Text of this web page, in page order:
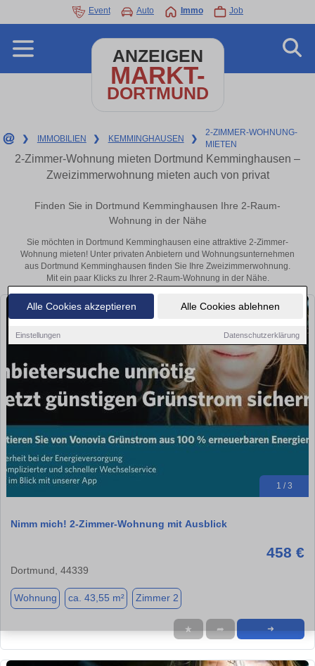
Alle Cookies akzeptieren Alle Cookies ablehnen
Einstellungen Datenschutzerklärung
Event Auto Immo Job
ANZEIGEN
MARKT-
DORTMUND
❯ IMMOBILIEN ❯ KEMMINGHAUSEN ❯
2-ZIMMER-WOHNUNG-
MIETEN
2-Zimmer-Wohnung mieten Dortmund Kemminghausen –
Zweizimmerwohnung mieten auch von privat
Finden Sie in Dortmund Kemminghausen Ihre 2-Raum-
Wohnung in der Nähe
Sie möchten in Dortmund Kemminghausen eine attraktive 2-Zimmer-
Wohnung mieten! Unter privaten Anbietern und Wohnungsunternehmen
aus Dortmund Kemminghausen finden Sie Ihre Zweizimmerwohnung.
Mit ein paar Klicks zu Ihrer 2-Raum-Wohnung in der Nähe.
1 / 3
Nimm mich! 2-Zimmer-Wohnung mit Ausblick
458 €
Dortmund, 44339
Wohnung ca. 43,55 m² Zimmer 2
★ ➦ ➜